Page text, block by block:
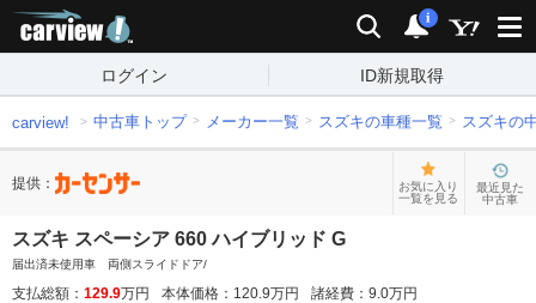
検索 通知
i
ログイン ID新規取得
carview! 中古車トップ メーカー一覧 スズキの車種一覧 スズキの
提供：
お気に入り
一覧を見る
最近見た
中古車
スズキ スペーシア 660 ハイブリッド G
届出済未使用車 両側スライドドア/
支払総額： 129.9万円 本体価格： 120.9万円 諸経費： 9.0万円